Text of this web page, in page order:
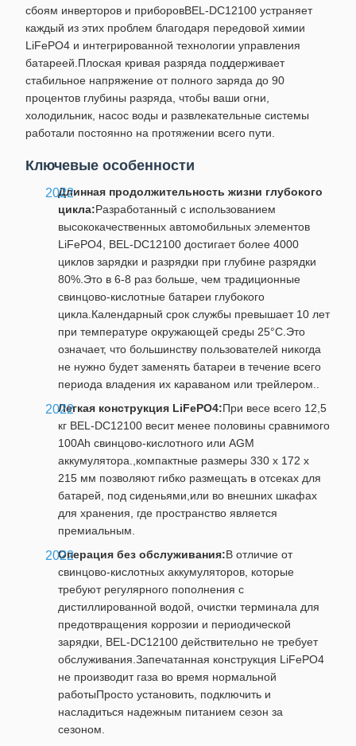
сбоям инверторов и приборовBEL-DC12100 устраняет
каждый из этих проблем благодаря передовой химии
LiFePO4 и интегрированной технологии управления
батареей.Плоская кривая разряда поддерживает
стабильное напряжение от полного заряда до 90
процентов глубины разряда, чтобы ваши огни,
холодильник, насос воды и развлекательные системы
работали постоянно на протяжении всего пути.
Ключевые особенности
Длинная продолжительность жизни глубокого
цикла:Разработанный с использованием
высококачественных автомобильных элементов
LiFePO4, BEL-DC12100 достигает более 4000
циклов зарядки и разрядки при глубине разрядки
80%.Это в 6-8 раз больше, чем традиционные
свинцово-кислотные батареи глубокого
цикла.Календарный срок службы превышает 10 лет
при температуре окружающей среды 25°C.Это
означает, что большинству пользователей никогда
не нужно будет заменять батареи в течение всего
периода владения их караваном или трейлером..
Легкая конструкция LiFePO4:При весе всего 12,5
кг BEL-DC12100 весит менее половины сравнимого
100Ah свинцово-кислотного или AGM
аккумулятора.,компактные размеры 330 x 172 x
215 мм позволяют гибко размещать в отсеках для
батарей, под сиденьями,или во внешних шкафах
для хранения, где пространство является
премиальным.
Операция без обслуживания:В отличие от
свинцово-кислотных аккумуляторов, которые
требуют регулярного пополнения с
дистиллированной водой, очистки терминала для
предотвращения коррозии и периодической
зарядки, BEL-DC12100 действительно не требует
обслуживания.Запечатанная конструкция LiFePO4
не производит газа во время нормальной
работыПросто установить, подключить и
насладиться надежным питанием сезон за
сезоном.